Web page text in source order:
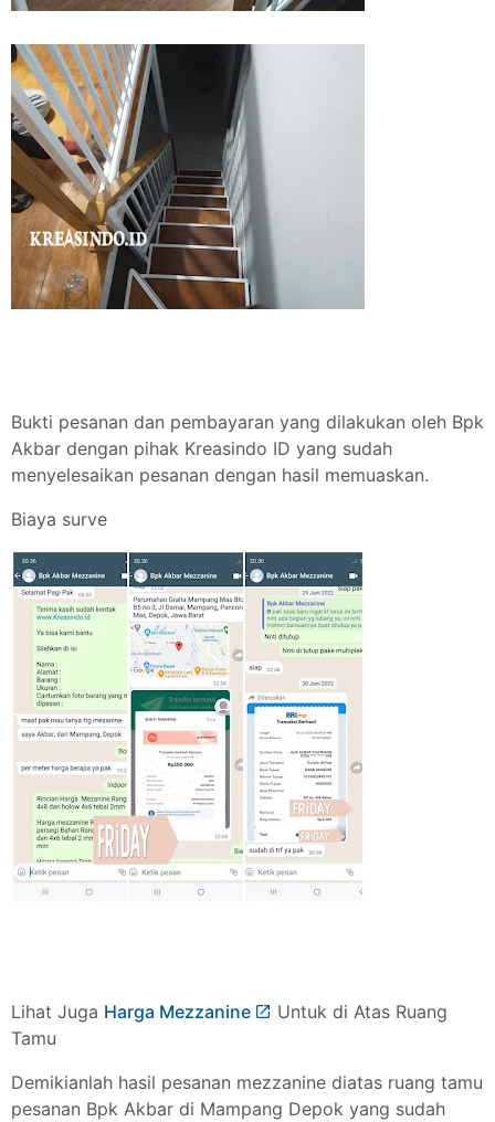
Bukti pesanan dan pembayaran yang dilakukan oleh Bpk
Akbar dengan pihak Kreasindo ID yang sudah
menyelesaikan pesanan dengan hasil memuaskan.
Biaya surve
Lihat Juga Harga Mezzanine
Untuk di Atas Ruang
Tamu
Demikianlah hasil pesanan mezzanine diatas ruang tamu
pesanan Bpk Akbar di Mampang Depok yang sudah